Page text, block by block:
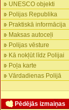
UNESCO objekti
Polijas Republika
Praktiskā informācija
Maksas autoceļi
Polijas vēsture
Kā nokļūt līdz Polijai
Poļa karte
Vārdadienas Polijā
Pēdējās izmaiņas